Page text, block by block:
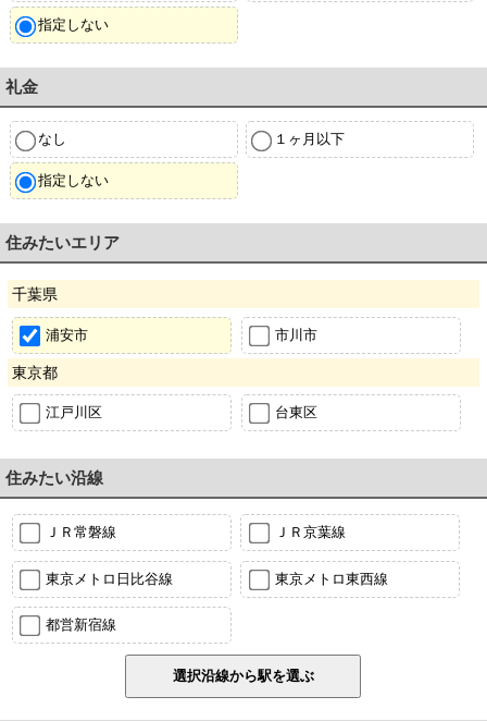
指定しない
礼金
なし １ヶ月以下
指定しない
住みたいエリア
千葉県
浦安市 市川市
東京都
江戸川区 台東区
住みたい沿線
ＪＲ常磐線 ＪＲ京葉線
東京メトロ日比谷線 東京メトロ東西線
都営新宿線